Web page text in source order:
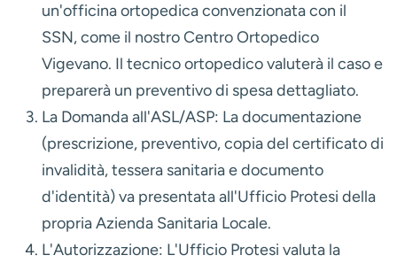
un'officina ortopedica convenzionata con il
SSN, come il nostro Centro Ortopedico
Vigevano. Il tecnico ortopedico valuterà il caso e
preparerà un preventivo di spesa dettagliato.
La Domanda all'ASL/ASP: La documentazione
(prescrizione, preventivo, copia del certificato di
invalidità, tessera sanitaria e documento
d'identità) va presentata all'Ufficio Protesi della
propria Azienda Sanitaria Locale.
L'Autorizzazione: L'Ufficio Protesi valuta la